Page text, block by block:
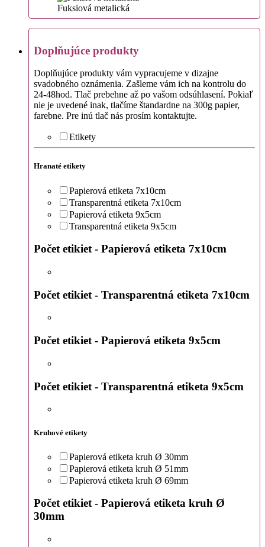
Fuksiová metalická
Doplňujúce produkty
Doplňujúce produkty vám vypracujeme v dizajne
svadobného oznámenia. Zašleme vám ich na kontrolu do
24-48hod. Tlač prebehne až po vašom odsúhlasení. Pokiaľ
nie je uvedené inak, tlačíme štandardne na 300g papier,
farebne. Pre inú tlač nás prosím kontaktujte.
Etikety
Hranaté etikety
Papierová etiketa 7x10cm
Transparentná etiketa 7x10cm
Papierová etiketa 9x5cm
Transparentná etiketa 9x5cm
Počet etikiet - Papierová etiketa 7x10cm
Počet etikiet - Transparentná etiketa 7x10cm
Počet etikiet - Papierová etiketa 9x5cm
Počet etikiet - Transparentná etiketa 9x5cm
Kruhové etikety
Papierová etiketa kruh Ø 30mm
Papierová etiketa kruh Ø 51mm
Papierová etiketa kruh Ø 69mm
Počet etikiet - Papierová etiketa kruh Ø
30mm